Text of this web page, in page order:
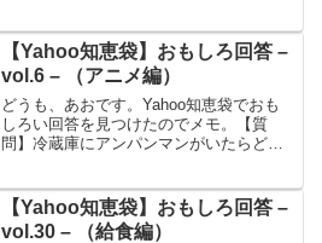
きてしまいました。平日は夫婦共にフル
タイムのため18:...
【Yahoo知恵袋】おもしろ回答 –
vol.6 – （アニメ編）
どうも、あおです。Yahoo知恵袋でおも
しろい回答を見つけたのでメモ。【質
問】冷蔵庫にアンパンマンがいたらどう
ですね。
【Yahoo知恵袋】おもしろ回答 –
vol.30 – （給食編）